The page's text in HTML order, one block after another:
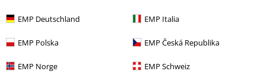
EMP Deutschland EMP Italia
EMP Polska EMP Česká Republika
EMP Norge EMP Schweiz
20,39 €
Memphis Flash
21,59 €
Pixel Hepta
Lord Of The Lost